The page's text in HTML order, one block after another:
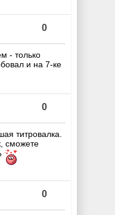
0
- только
и на 7-ке
0
титровалка.
сможете
0